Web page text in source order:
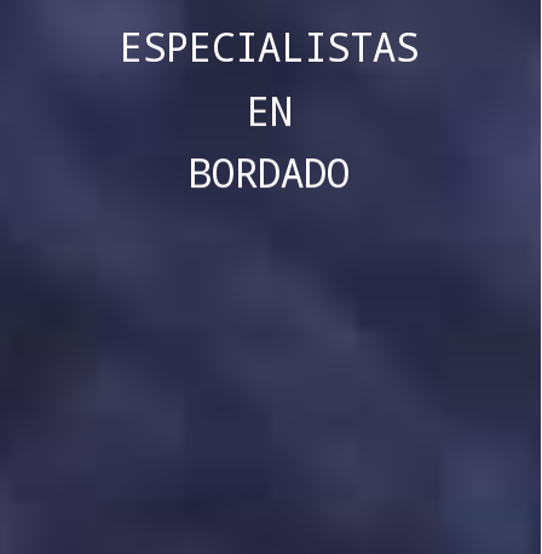
ESPECIALISTAS
EN
BORDADO